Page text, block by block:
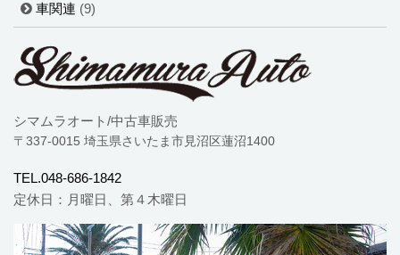
車関連 (9)
シマムラオート/中古車販売
〒337-0015 埼玉県さいたま市見沼区蓮沼1400
TEL.048-686-1842
定休日：月曜日、第４木曜日